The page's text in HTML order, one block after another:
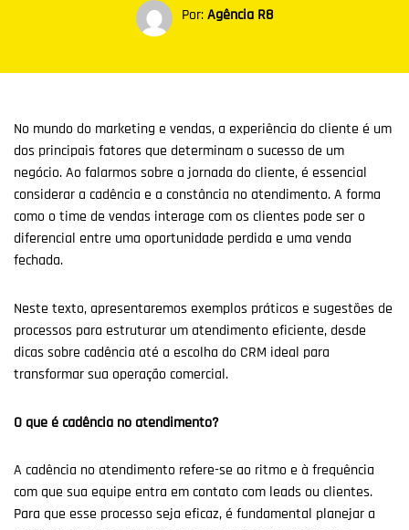
Por:Agência R8
No mundo do marketing e vendas, a experiência do cliente é um
dos principais fatores que determinam o sucesso de um
negócio. Ao falarmos sobre a jornada do cliente, é essencial
considerar a cadência e a constância no atendimento. A forma
como o time de vendas interage com os clientes pode ser o
diferencial entre uma oportunidade perdida e uma venda
fechada.
Neste texto, apresentaremos exemplos práticos e sugestões de
processos para estruturar um atendimento eficiente, desde
dicas sobre cadência até a escolha do CRM ideal para
transformar sua operação comercial.
O que é cadência no atendimento?
A cadência no atendimento refere-se ao ritmo e à frequência
com que sua equipe entra em contato com leads ou clientes.
Para que esse processo seja eficaz, é fundamental planejar a